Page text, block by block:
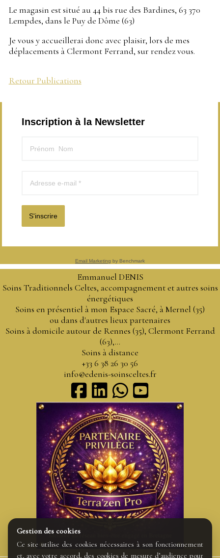
Le magasin est situé au 44 bis rue des Bardines, 63 370
Lempdes, dans le Puy de Dôme (63)
Je vous y accueillerai donc avec plaisir, lors de mes
déplacements à Clermont Ferrand, sur rendez vous.
Retour Publications
Inscription à la Newsletter
S'inscrire
Email Marketing by Benchmark
Emmanuel DENIS
Soins Traditionnels Celtes, accompagnement et autres soins
énergétiques
Soins en présentiel à mon Espace Sacré, à Mernel (35)
ou dans d'autres lieux partenaires
Soins à domicile autour de Rennes (35), Clermont Ferrand
(63),...
Soins à distance
+33 6 38 26 30 56
info@edenis-soinsceltes.fr
Gestion des cookies
Ce site utilise des cookies nécessaires à son fonctionnement
et, avec votre accord, des cookies de mesure d’audience pour